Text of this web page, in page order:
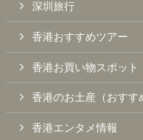
深圳旅行
香港おすすめツアー
香港お買い物スポット
香港のお土産（おすす
香港エンタメ情報